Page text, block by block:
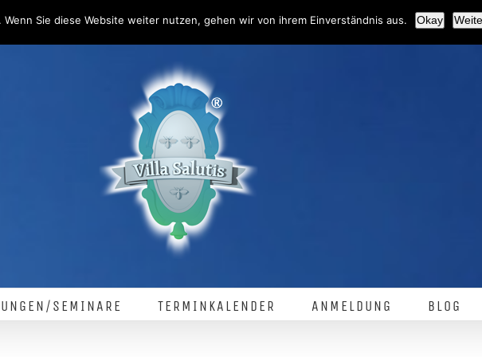
SEMINARE TERMINKALENDER ANMELDUNG BLOG
Sie diese Website weiter nutzen, gehen wir von ihrem Einverständnis aus. Okay